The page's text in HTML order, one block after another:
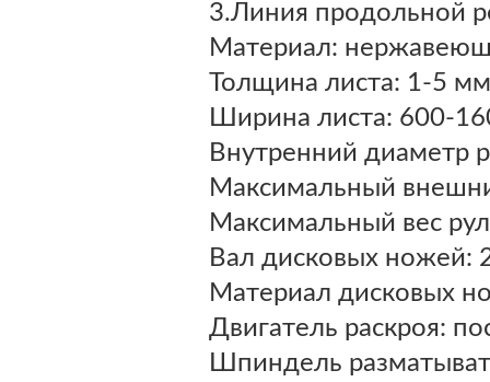
3.Линия продольной
Материал:
Толщина листа: 1-5 мм
Ширина листа: 600-
Внутренний диаметр
Максимальный
Максимальный вес
Вал дисковых ножей:
Материал дисковых
Двигатель раскроя:
Шпиндель